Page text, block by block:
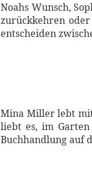
Noahs Wunsch,
zurückkehren oder
entscheiden
Mina Miller lebt
liebt es, im
Buchhandlung auf